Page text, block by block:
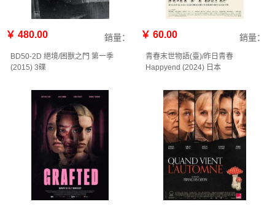
￥ 480.00 銷量：
BD50-2D 絕境/困獸之門 第一季
(2015) 3碟
￥ 60.00 銷量：
青春末世物語(臺)/昨日青春
Happyend (2024) 日本